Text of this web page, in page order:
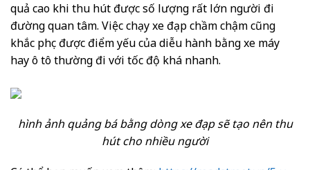
quả cao khi thu hút được số lượng rất lớn người đi
đường quan tâm. Việc chạy xe đạp chầm chậm cũng
khắc phục được điểm yếu của diễu hành bằng xe máy
hay ô tô thường đi với tốc độ khá nhanh.
hình ảnh quảng bá bằng dòng xe đạp sẽ tạo nên thu
hút cho nhiều người